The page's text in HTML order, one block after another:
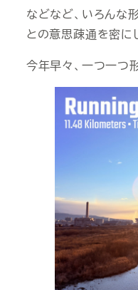
などなど、いろんな
との意思疎通を密に
今年早々、一つ一つ